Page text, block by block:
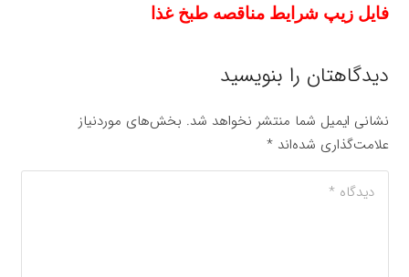
فایل زیپ شرایط مناقصه طبخ غذا
دیدگاهتان را بنویسید
نشانی ایمیل شما منتشر نخواهد شد. بخش‌های موردنیاز
علامت‌گذاری شده‌اند*